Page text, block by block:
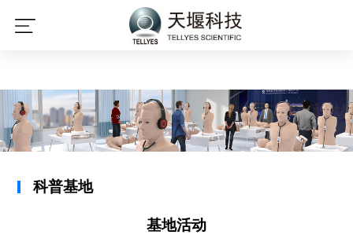
开云体育（中国）官方网站,KAIYUN
SPORTS
科普基地
基地活动